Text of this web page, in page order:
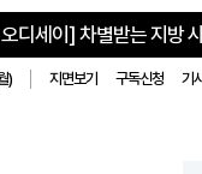
디세이] 차별받는 지방
) 지면보기 구독신청 기